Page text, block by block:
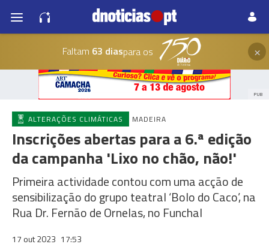
Faltam 63 diaspara os ×
PUB
ALTERAÇÕES CLIMÁTICAS MADEIRA
Inscrições abertas para a 6.ª edição
da campanha 'Lixo no chão, não!'
Primeira actividade contou com uma acção de
sensibilização do grupo teatral ‘Bolo do Caco’, na
Rua Dr. Fernão de Ornelas, no Funchal
17 out 2023 17:53